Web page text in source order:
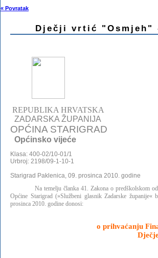
« Povratak
Dječji vrtić "Osmjeh"
REPUBLIKA HRVATSKA
ZADARSKA ŽUPANIJA
OPĆINA STARIGRAD
Općinsko vijeće
Klasa: 400-02/10-01/1
Urbroj: 2198/09-1-10-1
Starigrad Paklenica, 09. prosinca 2010. godine
Na temelju članka 41. Zakona o predškolskom
Općine Starigrad (»Službeni glasnik Zadarske
prosinca 2010. godine donosi:
o prihvaćanju